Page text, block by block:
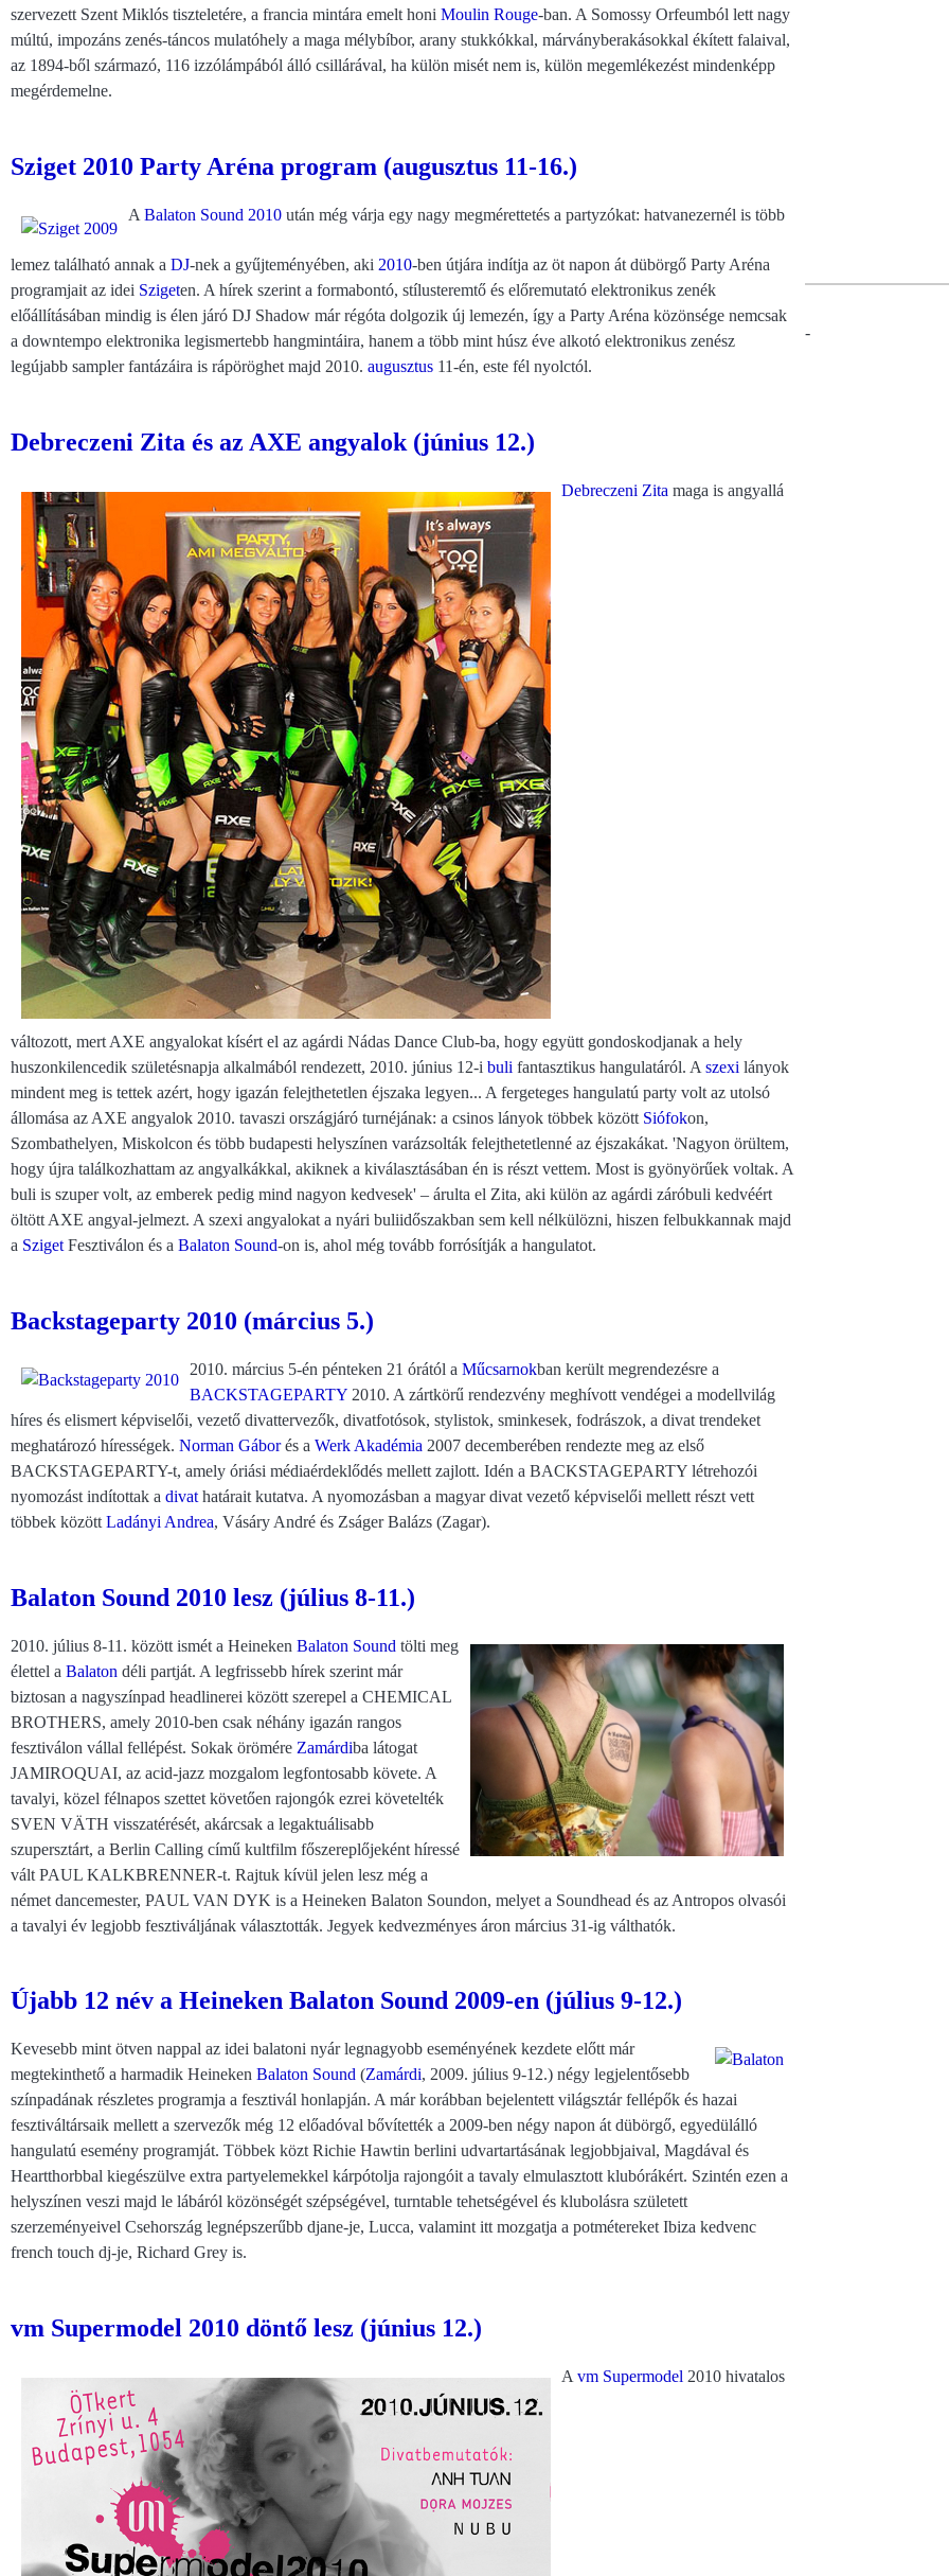
szervezett Szent Miklós tiszteletére, a francia mintára emelt honi Moulin Rouge-ban. A Somossy Orfeumból lett nagy
múltú, impozáns zenés-táncos mulatóhely a maga mélybíbor, arany stukkókkal, márványberakásokkal ékített falaival,
az 1894-ből származó, 116 izzólámpából álló csillárával, ha külön misét nem is, külön megemlékezést mindenképp
megérdemelne.
Sziget 2010 Party Aréna program (augusztus 11-16.)
A Balaton Sound 2010 után még várja egy nagy megmérettetés a partyzókat: hatvanezernél is több
lemez található annak a DJ-nek a gyűjteményében, aki 2010-ben útjára indítja az öt napon át dübörgő Party Aréna
programjait az idei Szigeten. A hírek szerint a formabontó, stílusteremtő és előremutató elektronikus zenék
előállításában mindig is élen járó DJ Shadow már régóta dolgozik új lemezén, így a Party Aréna közönsége nemcsak
a downtempo elektronika legismertebb hangmintáira, hanem a több mint húsz éve alkotó elektronikus zenész
legújabb sampler fantázáira is rápöröghet majd 2010. augusztus 11-én, este fél nyolctól.
Debreczeni Zita és az AXE angyalok (június 12.)
Debreczeni Zita maga is angyallá
változott, mert AXE angyalokat kísért el az agárdi Nádas Dance Club-ba, hogy együtt gondoskodjanak a hely
huszonkilencedik születésnapja alkalmából rendezett, 2010. június 12-i buli fantasztikus hangulatáról. A szexi lányok
mindent meg is tettek azért, hogy igazán felejthetetlen éjszaka legyen... A fergeteges hangulatú party volt az utolsó
állomása az AXE angyalok 2010. tavaszi országjáró turnéjának: a csinos lányok többek között Siófokon,
Szombathelyen, Miskolcon és több budapesti helyszínen varázsolták felejthetetlenné az éjszakákat. 'Nagyon örültem,
hogy újra találkozhattam az angyalkákkal, akiknek a kiválasztásában én is részt vettem. Most is gyönyörűek voltak. A
buli is szuper volt, az emberek pedig mind nagyon kedvesek' – árulta el Zita, aki külön az agárdi záróbuli kedvéért
öltött AXE angyal-jelmezt. A szexi angyalokat a nyári buliidőszakban sem kell nélkülözni, hiszen felbukkannak majd
a Sziget Fesztiválon és a Balaton Sound-on is, ahol még tovább forrósítják a hangulatot.
Backstageparty 2010 (március 5.)
2010. március 5-én pénteken 21 órától a Műcsarnokban került megrendezésre a
BACKSTAGEPARTY 2010. A zártkörű rendezvény meghívott vendégei a modellvilág
híres és elismert képviselői, vezető divattervezők, divatfotósok, stylistok, sminkesek, fodrászok, a divat trendeket
meghatározó hírességek. Norman Gáborés a Werk Akadémia 2007 decemberében rendezte meg az első
BACKSTAGEPARTY-t, amely óriási médiaérdeklődés mellett zajlott. Idén a BACKSTAGEPARTY létrehozói
nyomozást indítottak a divat határait kutatva. A nyomozásban a magyar divat vezető képviselői mellett részt vett
többek között Ladányi Andrea, Vásáry André és Zságer Balázs (Zagar).
Balaton Sound 2010 lesz (július 8-11.)
2010. július 8-11. között ismét a Heineken Balaton Sound tölti meg
élettel a Balaton déli partját. A legfrissebb hírek szerint már
biztosan a nagyszínpad headlinerei között szerepel a CHEMICAL
BROTHERS, amely 2010-ben csak néhány igazán rangos
fesztiválon vállal fellépést. Sokak örömére Zamárdiba látogat
JAMIROQUAI, az acid-jazz mozgalom legfontosabb követe. A
tavalyi, közel félnapos szettet követően rajongók ezrei követelték
SVEN VÄTH visszatérését, akárcsak a legaktuálisabb
szupersztárt, a Berlin Calling című kultfilm főszereplőjeként híressé
vált PAUL KALKBRENNER-t. Rajtuk kívül jelen lesz még a
német dancemester, PAUL VAN DYK is a Heineken Balaton Soundon, melyet a Soundhead és az Antropos olvasói
a tavalyi év legjobb fesztiváljának választották. Jegyek kedvezményes áron március 31-ig válthatók.
Újabb 12 név a Heineken Balaton Sound 2009-en (július 9-12.)
Kevesebb mint ötven nappal az idei balatoni nyár legnagyobb eseményének kezdete előtt már
megtekinthető a harmadik Heineken Balaton Sound (Zamárdi, 2009. július 9-12.) négy legjelentősebb
színpadának részletes programja a fesztivál honlapján. A már korábban bejelentett világsztár fellépők és hazai
fesztiváltársaik mellett a szervezők még 12 előadóval bővítették a 2009-ben négy napon át dübörgő, egyedülálló
hangulatú esemény programját. Többek közt Richie Hawtin berlini udvartartásának legjobbjaival, Magdával és
Heartthorbbal kiegészülve extra partyelemekkel kárpótolja rajongóit a tavaly elmulasztott klubórákért. Szintén ezen a
helyszínen veszi majd le lábáról közönségét szépségével, turntable tehetségével és klubolásra született
szerzeményeivel Csehország legnépszerűbb djane-je, Lucca, valamint itt mozgatja a potmétereket Ibiza kedvenc
french touch dj-je, Richard Grey is.
vm Supermodel 2010 döntő lesz (június 12.)
A vm Supermodel 2010 hivatalos
-